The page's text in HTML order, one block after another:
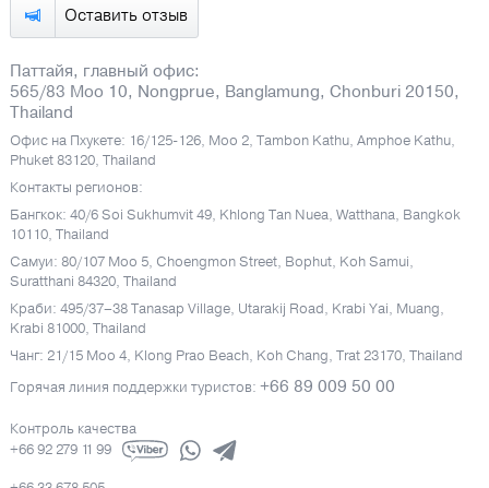
Оставить отзыв
Паттайя, главный офис:
565/83 Moo 10, Nongprue, Banglamung, Chonburi 20150,
Thailand
Офис на Пхукете: 16/125-126, Moo 2, Tambon Kathu, Amphoe Kathu,
Phuket 83120, Thailand
Контакты регионов:
Бангкок: 40/6 Soi Sukhumvit 49, Khlong Tan Nuea, Watthana, Bangkok
10110, Thailand
Самуи: 80/107 Moo 5, Choengmon Street, Bophut, Koh Samui,
Suratthani 84320, Thailand
Краби: 495/37–38 Tanasap Village, Utarakij Road, Krabi Yai, Muang,
Krabi 81000, Thailand
Чанг: 21/15 Moo 4, Klong Prao Beach, Koh Chang, Trat 23170, Thailand
Горячая линия поддержки туристов: +66 89 009 50 00
Контроль качества
+66 92 279 11 99